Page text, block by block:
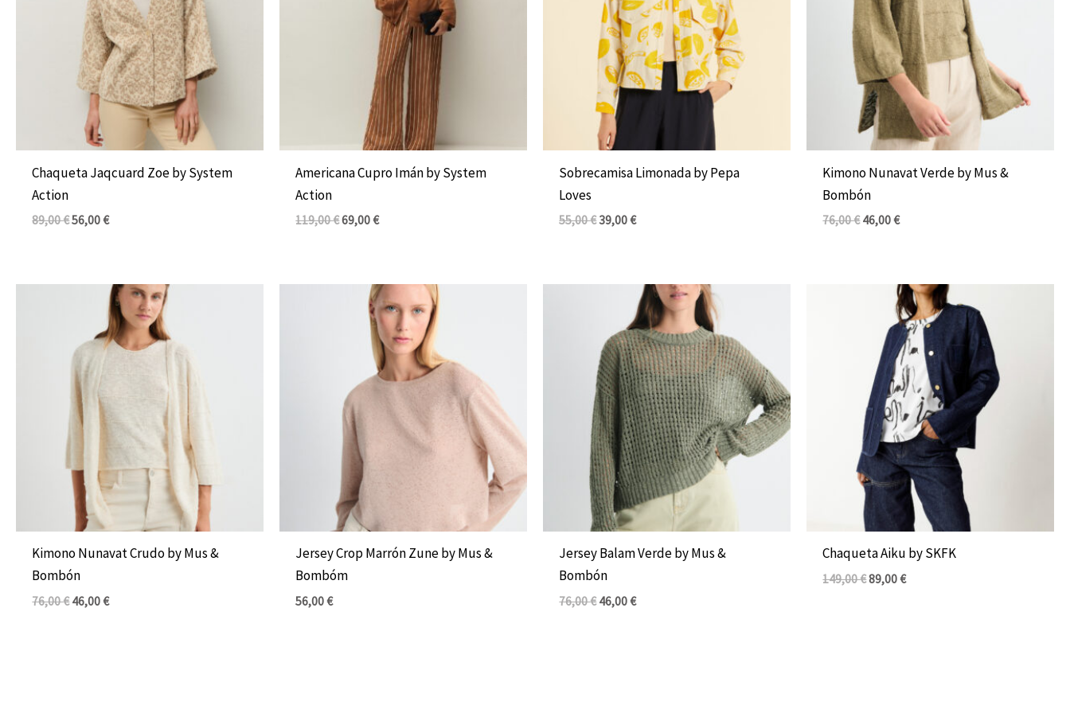
Chaqueta Jaqcuard Zoe by System
Action
89,00€56,00€
Americana Cupro Imán by System
Action
119,00€69,00€
Sobrecamisa Limonada by Pepa
Loves
55,00€39,00€
Kimono Nunavat Verde by Mus &
Bombón
76,00€46,00€
Kimono Nunavat Crudo by Mus &
Bombón
76,00€
original
76,00 €.
46,00€
El
precio
actual
es:
46,00 €.
Jersey Crop Marrón Zune by Mus &
Bombóm
56,00€
Jersey Balam Verde by Mus &
Bombón
76,00€
original
era:
76,00 €.
46,00€
El
precio
actual
es:
46,00 €.
Chaqueta Aiku by SKFK
149,00€
precio
original
era:
149,00 €.
89,00€
El
precio
actual
es:
89,00 €.